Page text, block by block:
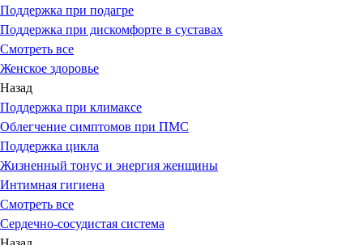
Поддержка при подагре
Поддержка при дискомфорте в суставах
Смотреть все
Женское здоровье
Назад
Поддержка при климаксе
Облегчение симптомов при ПМС
Поддержка цикла
Жизненный тонус и энергия женщины
Интимная гигиена
Смотреть все
Сердечно-сосудистая система